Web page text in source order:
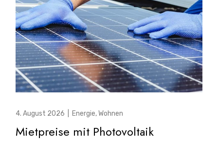
4. August 2026 Energie,Wohnen
Mietpreise mit Photovoltaik